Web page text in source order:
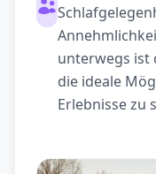
unterwegs ist
die ideale
Erlebnisse zu